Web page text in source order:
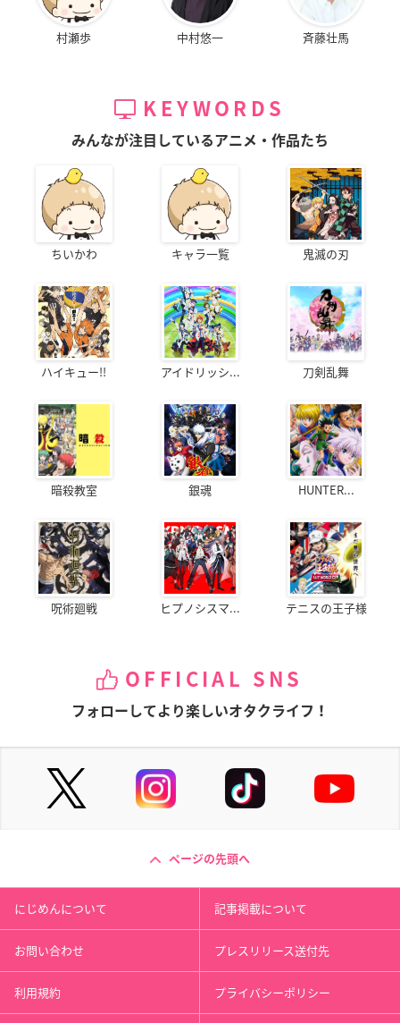
村瀬歩 中村悠一 斉藤壮馬
KEYWORDS
みんなが注目しているアニメ・作品たち
ちいかわ キャラ一覧 鬼滅の刃
ハイキュー!! アイドリッシ... 刀剣乱舞
暗殺教室 銀魂 HUNTER...
呪術廻戦 ヒプノシスマ... テニスの王子様
OFFICIAL SNS
フォローしてより楽しいオタクライフ！
ページの先頭へ
にじめんについて 記事掲載について
お問い合わせ プレスリリース送付先
利用規約 プライバシーポリシー